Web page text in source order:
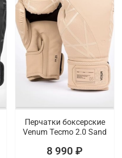
Перчатки боксерские
Venum Tecmo 2.0 Sand
8 990 ₽